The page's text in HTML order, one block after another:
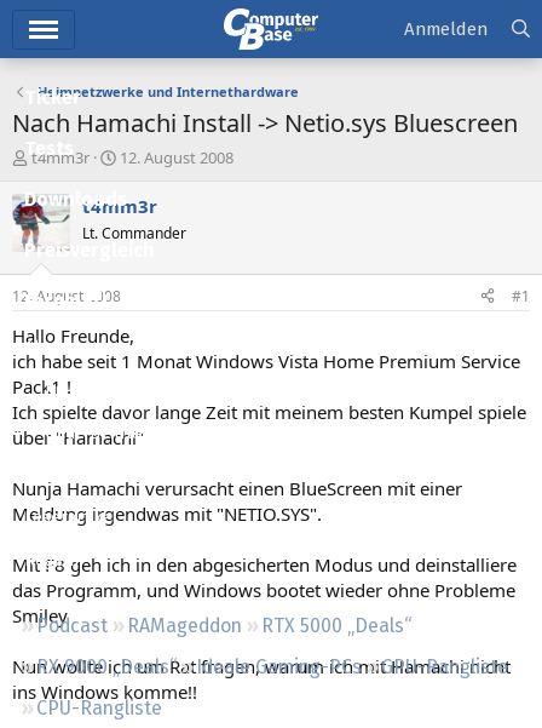
Ticker
Tests
Downloads
Preisvergleich
Forum
Aktuelles
Empfohlene Inhalte
Neue Beiträge
Leserartikel
Regeln
Podcast RAMageddon
RTX 5000 „Deals“
RX 9000 „Deals“
Ideale Gaming-PCs
GPU-Rangliste
CPU-Rangliste
Anmelden
Heimnetzwerke und Internethardware
Nach Hamachi Install -> Netio.sys Bluescreen
E
s
t
e
e
r
t4mm3r
E
s
e
l
t
a
m
12. August 2008
t4mm3r
Lt. Commander
12. August 2008 #1
Hallo Freunde,
ich habe seit 1 Monat Windows Vista Home Premium Service
Pack1 !
Ich spielte davor lange Zeit mit meinem besten Kumpel spiele
über "Hamachi"
Nunja Hamachi verursacht einen BlueScreen mit einer
Meldung irgendwas mit "NETIO.SYS".
Mit F8 geh ich in den abgesicherten Modus und deinstalliere
das Programm, und Windows bootet wieder ohne Probleme
Smiley
Nun wollte ich um Rat fragen, warum ich mit Hamachi nicht
ins Windows komme!!